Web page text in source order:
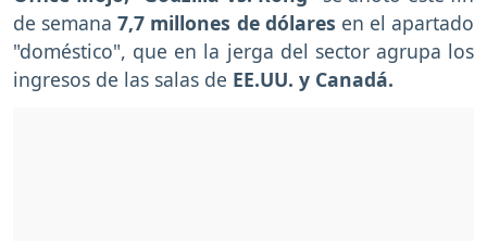
de semana7,7 millones de dólares en el apartado
"doméstico", que en la jerga del sector agrupa los
ingresos de las salas de EE.UU. y Canadá.